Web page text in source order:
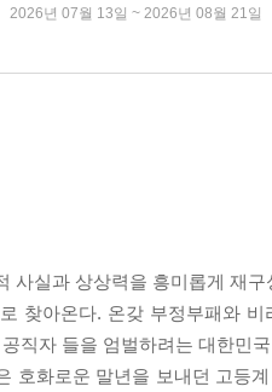
2026년 07월 13일 ~ 2026년 08월 21일
사실과 상상력을 흥미롭게 재
찾아온다. 온갖 부정부패와
직자 들을 엄벌하려는 대한민
호화로운 말년을 보내던 고등